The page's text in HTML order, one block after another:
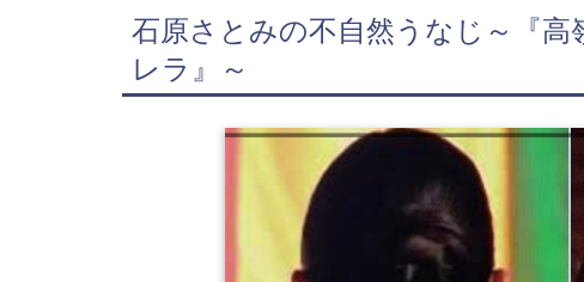
石原さとみの不自然うなじ～『
レラ』～